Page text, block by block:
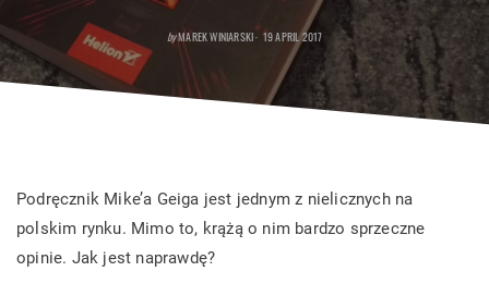
byMAREK WINIARSKI POSTED
19 APRIL 2017
Podręcznik Mike’a Geiga jest jednym z nielicznych na
polskim rynku. Mimo to, krążą o nim bardzo sprzeczne
opinie. Jak jest naprawdę?